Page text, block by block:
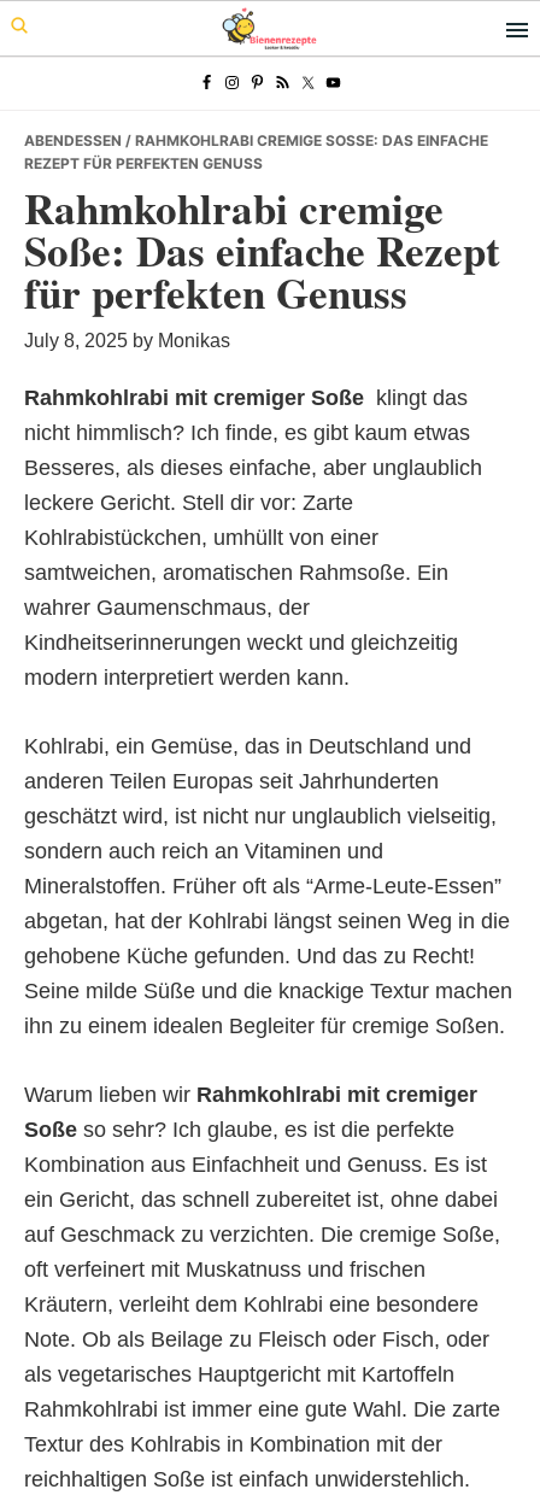
Skip
to
Skip
to
Skip
to
ABENDESSEN / RAHMKOHLRABI CREMIGE SOSSE: DAS EINFACHE R
EZEPT FÜR PERFEKTEN GENUSS
Rahmkohlrabi cremige
Soße: Das einfache Rezept
für perfekten Genuss
July 8, 2025 by Monikas
Rahmkohlrabi mit cremiger Soße  klingt das
nicht himmlisch? Ich finde, es gibt kaum etwas
Besseres, als dieses einfache, aber unglaublich
leckere Gericht. Stell dir vor: Zarte
Kohlrabistückchen, umhüllt von einer
samtweichen, aromatischen Rahmsoße. Ein
wahrer Gaumenschmaus, der
Kindheitserinnerungen weckt und gleichzeitig
modern interpretiert werden kann.
Kohlrabi, ein Gemüse, das in Deutschland und
anderen Teilen Europas seit Jahrhunderten
geschätzt wird, ist nicht nur unglaublich vielseitig,
sondern auch reich an Vitaminen und
Mineralstoffen. Früher oft als “Arme-Leute-Essen”
abgetan, hat der Kohlrabi längst seinen Weg in die
gehobene Küche gefunden. Und das zu Recht!
Seine milde Süße und die knackige Textur machen
ihn zu einem idealen Begleiter für cremige Soßen.
Warum lieben wir Rahmkohlrabi mit cremiger
Soße so sehr? Ich glaube, es ist die perfekte
Kombination aus Einfachheit und Genuss. Es ist
ein Gericht, das schnell zubereitet ist, ohne dabei
auf Geschmack zu verzichten. Die cremige Soße,
oft verfeinert mit Muskatnuss und frischen
Kräutern, verleiht dem Kohlrabi eine besondere
Note. Ob als Beilage zu Fleisch oder Fisch, oder
als vegetarisches Hauptgericht mit Kartoffeln 
Rahmkohlrabi ist immer eine gute Wahl. Die zarte
Textur des Kohlrabis in Kombination mit der
reichhaltigen Soße ist einfach unwiderstehlich.